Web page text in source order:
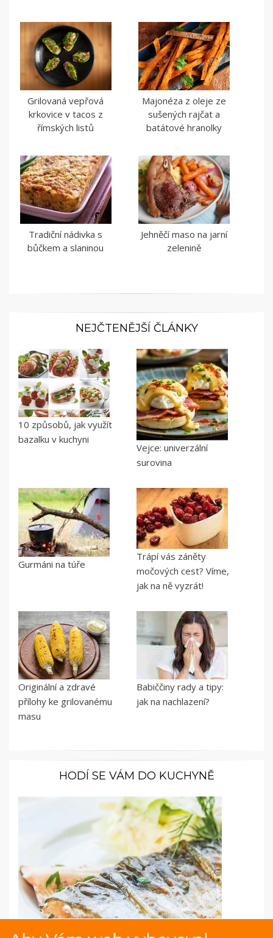
Grilovaná vepřová
krkovice v tacos z
římských listů
Majonéza z oleje ze
sušených rajčat a
batátové hranolky
Tradiční nádivka s
bůčkem a slaninou
Jehněčí maso na jarní
zelenině
NEJČTENĚJŠÍ ČLÁNKY
10 způsobů, jak využít
bazalku v kuchyni
Vejce: univerzální
surovina
Gurmáni na túře
Trápí vás záněty
močových cest? Víme,
jak na ně vyzrát!
Originální a zdravé
přílohy ke grilovanému
masu
Babiččiny rady a tipy:
jak na nachlazení?
HODÍ SE VÁM DO KUCHYNĚ
Fotopostup: Grilovaný filet ze pstruha s